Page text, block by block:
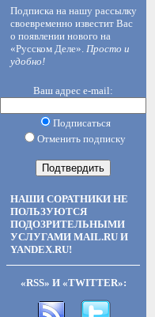
Подписка на нашу рассылку
своевременно известит Вас
о появлении нового на
«Русском Деле». Просто и
удобно!
Ваш адрес e-mail:
Подписаться
Отменить подписку
НАШИ СОРАТНИКИ НЕ
ПОЛЬЗУЮТСЯ
ПОДОЗРИТЕЛЬНЫМИ
УСЛУГАМИ MAIL.RU И
YANDEX.RU!
«RSS» И «TWITTER»: